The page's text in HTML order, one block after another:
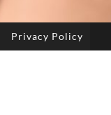
Privacy Policy